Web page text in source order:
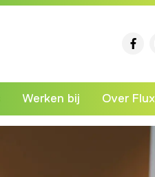
Werken bij Over Flux